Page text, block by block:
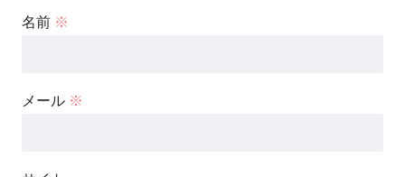
名前 ※
メール ※